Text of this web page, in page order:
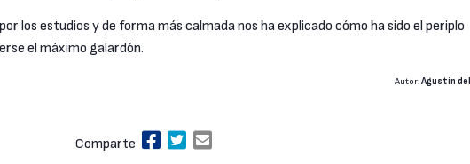
los estudios y de forma más calmada nos ha explicado cómo ha sido el periplo
el máximo galardón.
Autor:Agustín
Comparte